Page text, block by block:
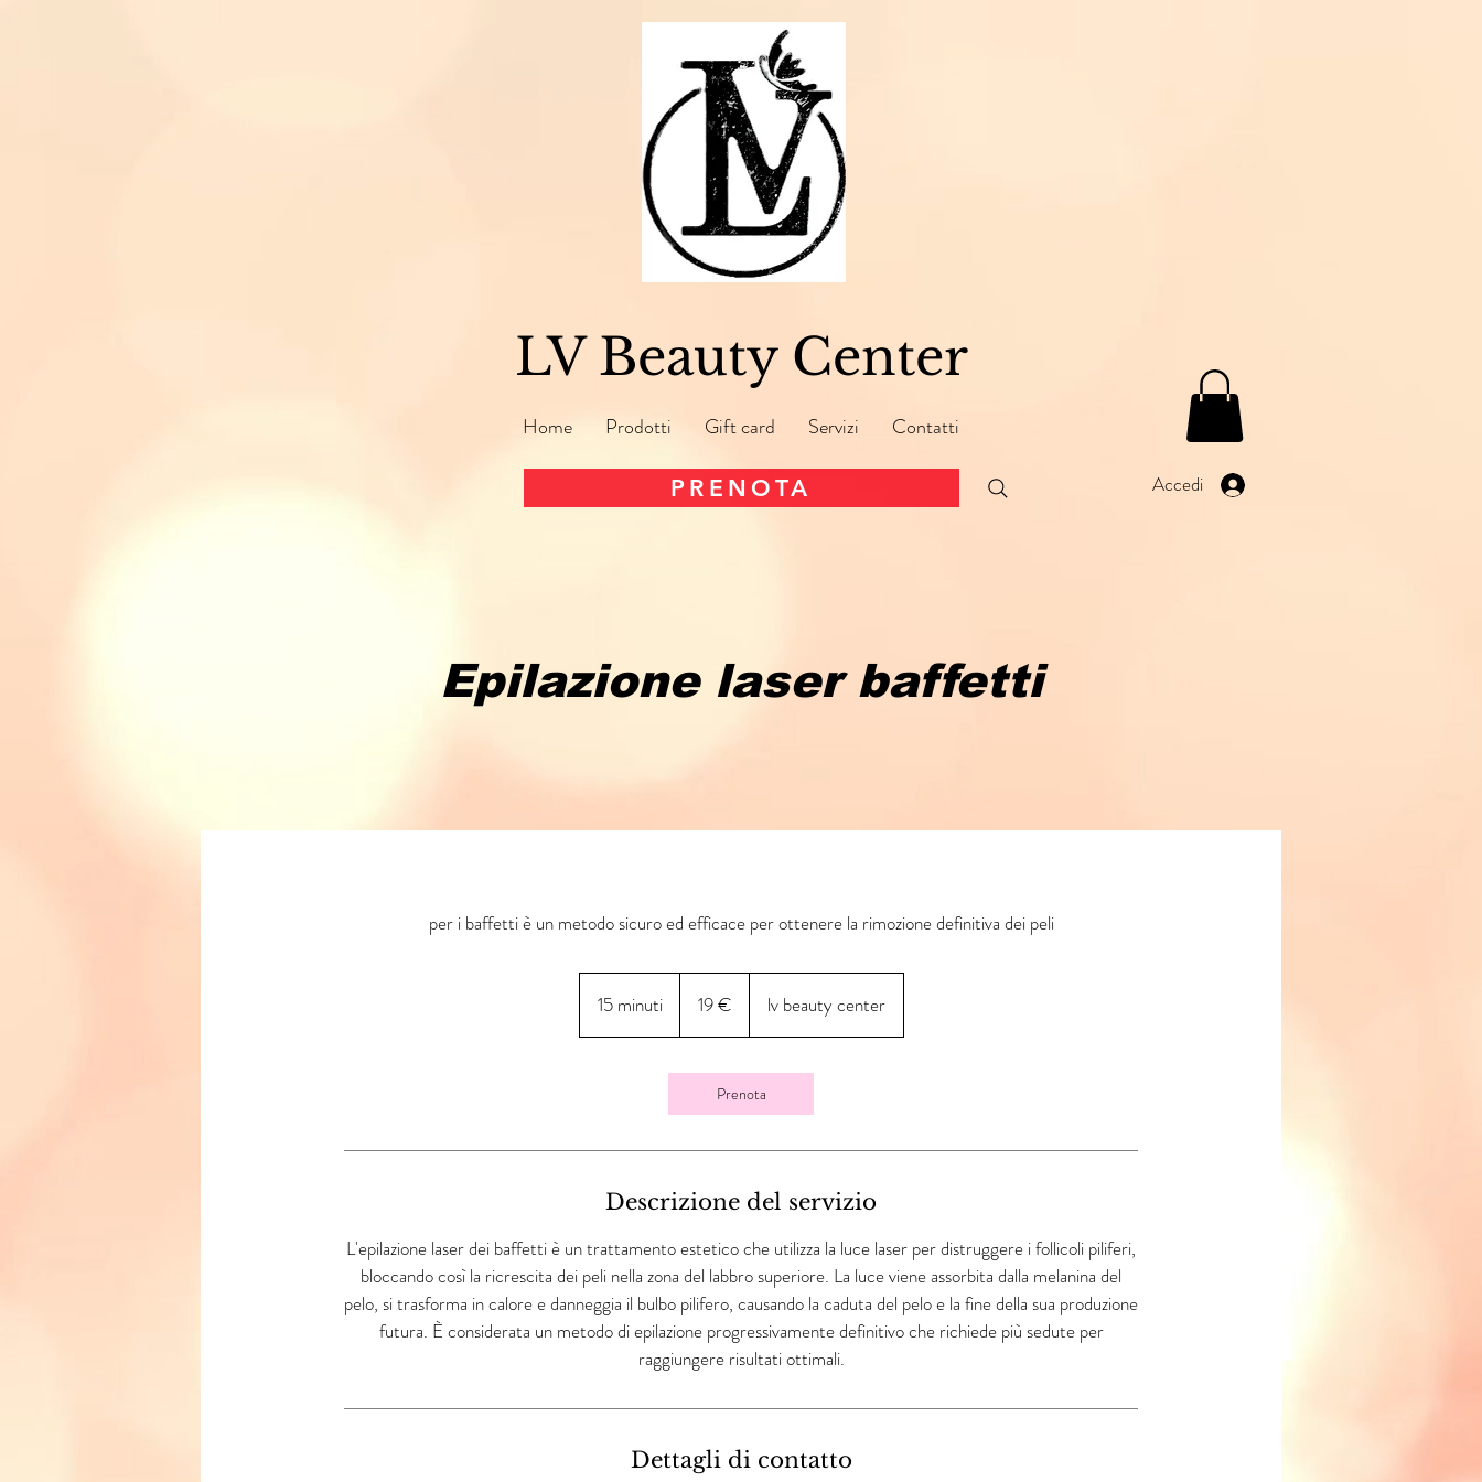
LV Beauty Center
Home Prodotti Gift card Servizi Contatti
PRENOTA Accedi
Epilazione laser baffetti
per i baffetti è un metodo sicuro ed efficace per ottenere la rimozione definitiva dei peli
15 minuti1
5
n
i
19 € lv beauty center
Prenota
Descrizione del servizio
L'epilazione laser dei baffetti è un trattamento estetico che utilizza la luce laser per distruggere i follicoli piliferi,
bloccando così la ricrescita dei peli nella zona del labbro superiore. La luce viene assorbita dalla melanina del
pelo, si trasforma in calore e danneggia il bulbo pilifero, causando la caduta del pelo e la fine della sua produzione
futura. È considerata un metodo di epilazione progressivamente definitivo che richiede più sedute per
raggiungere risultati ottimali.
Dettagli di contatto